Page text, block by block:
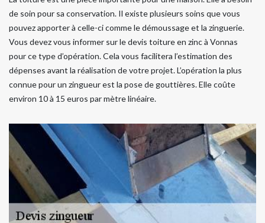
de soin pour sa conservation. Il existe plusieurs soins que vous
pouvez apporter à celle-ci comme le démoussage et la zinguerie.
Vous devez vous informer sur le devis toiture en zinc à Vonnas
pour ce type d’opération. Cela vous facilitera l’estimation des
dépenses avant la réalisation de votre projet. L’opération la plus
connue pour un zingueur est la pose de gouttières. Elle coûte
environ 10 à 15 euros par mètre linéaire.